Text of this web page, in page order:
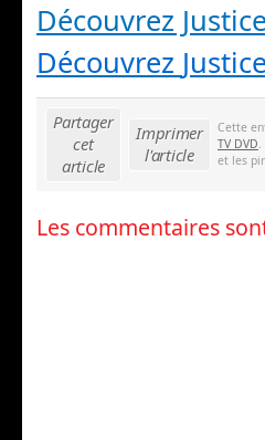
Découvrez
Découvrez
Partager
cet
article
Imprimer
l'article
Cette
TV DVD
et les
Les commentaires